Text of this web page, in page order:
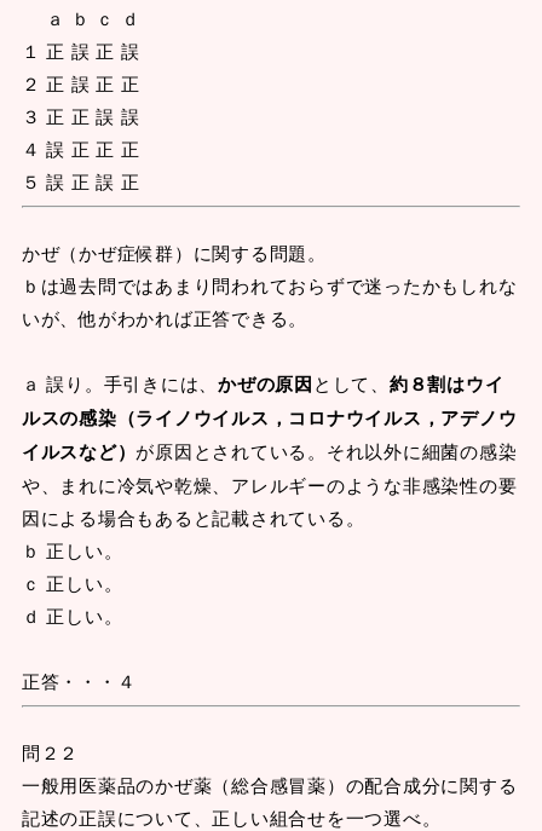
ａ ｂ ｃ ｄ
１ 正 誤 正 誤
２ 正 誤 正 正
３ 正 正 誤 誤
４ 誤 正 正 正
５ 誤 正 誤 正
かぜ（かぜ症候群）に関する問題。
ｂは過去問ではあまり問われておらずで迷ったかもしれな
いが、他がわかれば正答できる。
ａ 誤り。手引きには、かぜの原因として、 約８割はウイ
ルスの感染（ライノウイルス，コロナウイルス，アデノウ
イルスなど） が原因とされている。それ以外に細菌の感染
や、まれに冷気や乾燥、アレルギーのような非感染性の要
因による場合もあると記載されている。
ｂ 正しい。
ｃ 正しい。
ｄ 正しい。
正答・・・４
問２２
一般用医薬品のかぜ薬（総合感冒薬）の配合成分に関する
記述の正誤について、正しい組合せを一つ選べ。